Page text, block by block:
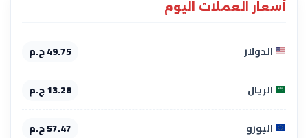
أسعار العملات اليوم
الدولار 49.75 ج.م
الريال 13.28 ج.م
اليورو 57.47 ج.م